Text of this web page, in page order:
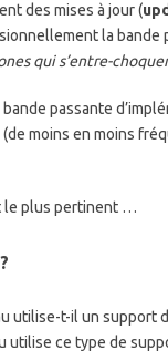
des mises à jour (
la
qui s’entre-
passante
moins en moins
le plus pertinent …
utilise-t-il un support
utilise ce type de